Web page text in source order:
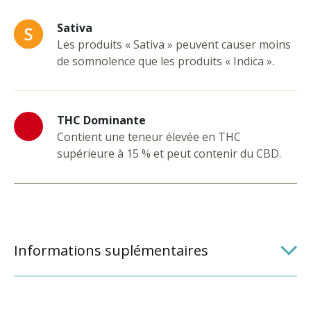
Sativa
Les produits « Sativa » peuvent causer moins
de somnolence que les produits « Indica ».
THC Dominante
Contient une teneur élevée en THC
supérieure à 15 % et peut contenir du CBD.
Informations suplémentaires